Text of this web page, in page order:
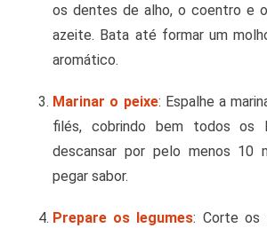
os dentes de alho, o coentro e
azeite. Bata até formar um
aromático.
Marinar o peixe: Espalhe a
filés, cobrindo bem todos os
descansar por pelo menos 10
pegar sabor.
Prepare os legumes: Corte os